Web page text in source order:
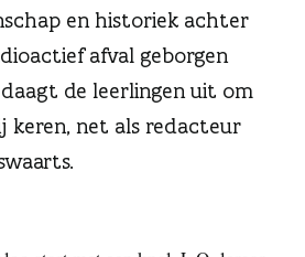
en historiek achter
afval geborgen
de leerlingen uit om
keren, net als redacteur